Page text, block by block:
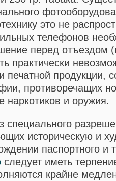
это не
телефонов
перед отъездом
практически
печатной продукции,
противоречащих
наркотиков и оружия.
специального
историческую и
паспортного и
следует иметь
крайне